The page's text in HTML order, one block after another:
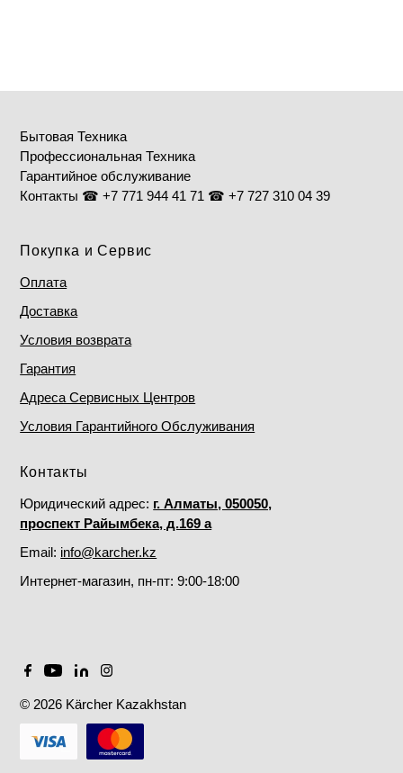
Бытовая Техника
Профессиональная Техника
Гарантийное обслуживание
Контакты ☎ +7 771 944 41 71 ☎ +7 727 310 04 39
Покупка и Сервис
Оплата
Доставка
Условия возврата
Гарантия
Адреса Сервисных Центров
Условия Гарантийного Обслуживания
Контакты
Юридический адрес: г. Алматы, 050050,
проспект Райымбека, д.169 а
Email: info@karcher.kz
Интернет-магазин, пн-пт: 9:00-18:00
© 2026 Kärcher Kazakhstan